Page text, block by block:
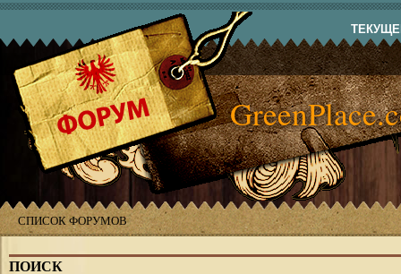
СПИСОК ФОРУМОВ
ПОИСК